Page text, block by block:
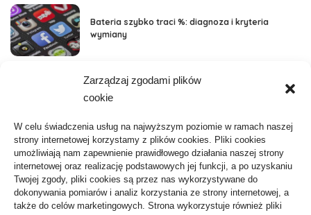
Zarządzaj zgodami plików
cookie
W celu świadczenia usług na najwyższym poziomie w ramach naszej
strony internetowej korzystamy z plików cookies. Pliki cookies
umożliwiają nam zapewnienie prawidłowego działania naszej strony
internetowej oraz realizację podstawowych jej funkcji, a po uzyskaniu
Twojej zgody, pliki cookies są przez nas wykorzystywane do
dokonywania pomiarów i analiz korzystania ze strony internetowej, a
także do celów marketingowych. Strona wykorzystuje również pliki
Bateria szybko traci %: diagnoza i kryteria
wymiany
ARTYKUŁ SPONSOROWANY
Biznes, Finanse 61
Budownictwo, Przemysł